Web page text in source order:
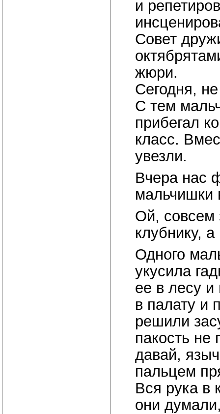
и
Совет
жюри.
Сегодня,
С тем
прибегал
класс.
увезли.
Вчера нас
мальчишки
Ой, совсем
клубнику,
Одного
укусила
ее в лесу
в палату и
решили
пакость не
давай,
пальцем
Вся рука в
они